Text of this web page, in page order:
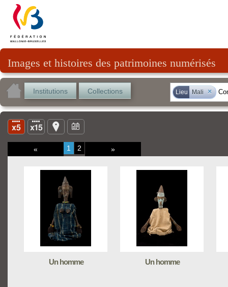
Images et histoires des patrimoines numérisés
Institutions Collections Lieu Mali ×
« 1 2 »
Un homme Un homme